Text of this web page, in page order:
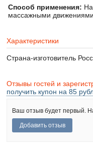
Способ применения:
массажными движениями.
Характеристики
Страна-изготовитель
Отзывы гостей и
получить купон на 85
Ваш отзыв будет первый.